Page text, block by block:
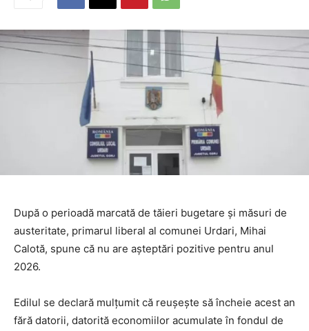
După o perioadă marcată de tăieri bugetare și măsuri de
austeritate, primarul liberal al comunei Urdari, Mihai
Calotă, spune că nu are așteptări pozitive pentru anul
2026.
Edilul se declară mulțumit că reușește să încheie acest an
fără datorii, datorită economiilor acumulate în fondul de